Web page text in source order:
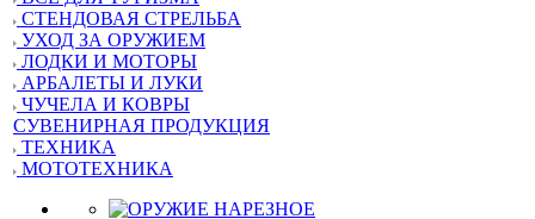
СТЕНДОВАЯ СТРЕЛЬБА
УХОД ЗА ОРУЖИЕМ
ЛОДКИ И МОТОРЫ
АРБАЛЕТЫ И ЛУКИ
ЧУЧЕЛА И КОВРЫ
СУВЕНИРНАЯ ПРОДУКЦИЯ
ТЕХНИКА
МОТОТЕХНИКА